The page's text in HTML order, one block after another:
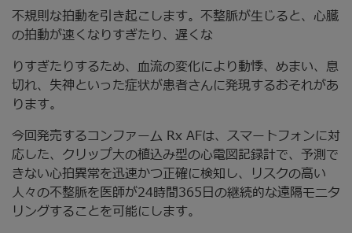
不規則な拍動を引き起こします。不整脈が生じると、心臓
の拍動が速くなりすぎたり、遅くな
りすぎたりするため、血流の変化により動悸、めまい、息
切れ、失神といった症状が患者さんに発現するおそれがあ
ります。
今回発売するコンファーム Rx AFは、スマートフォンに対
応した、クリップ大の植込み型の心電図記録計で、予測で
きない心拍異常を迅速かつ正確に検知し、リスクの高い
人々の不整脈を医師が24時間365日の継続的な遠隔モニタ
リングすることを可能にします。